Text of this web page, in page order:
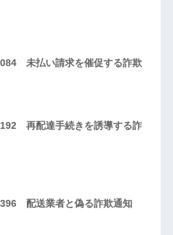
未払い請求を催促する詐欺
再配達手続きを誘導する詐
配送業者と偽る詐欺通知